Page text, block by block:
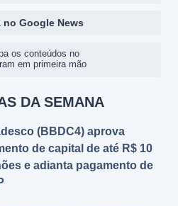
no Google News
os conteúdos no
em primeira mão
DA SEMANA
(BBDC4) aprova
de capital de até R$ 10
e adianta pagamento de